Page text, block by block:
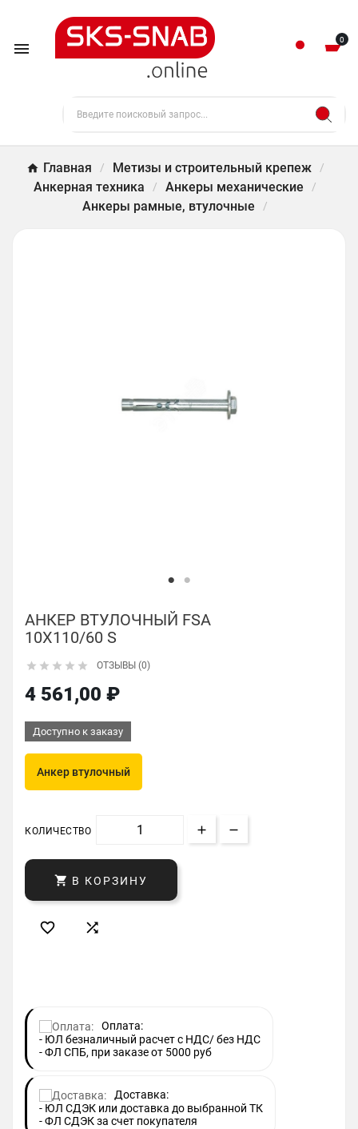
 0
Главная
Метизы и строительный крепеж
Анкерная техника
Анкеры механические
Анкеры рамные, втулочные
АНКЕР ВТУЛОЧНЫЙ FSA
10Х110/60 S
     ОТЗЫВЫ (0)
4 561,00 ₽
Доступно к заказу
Анкер втулочный
КОЛИЧЕСТВО
 В КОРЗИНУ
 
Оплата:
- ЮЛ безналичный расчет с НДС/ без НДС
- ФЛ СПБ, при заказе от 5000 руб
Доставка:
- ЮЛ СДЭК или доставка до выбранной ТК
- ФЛ СДЭК за счет покупателя